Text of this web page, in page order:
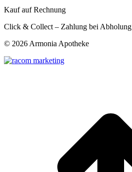
Kauf auf Rechnung
Click & Collect – Zahlung bei Abholung
© 2026 Armonia Apotheke